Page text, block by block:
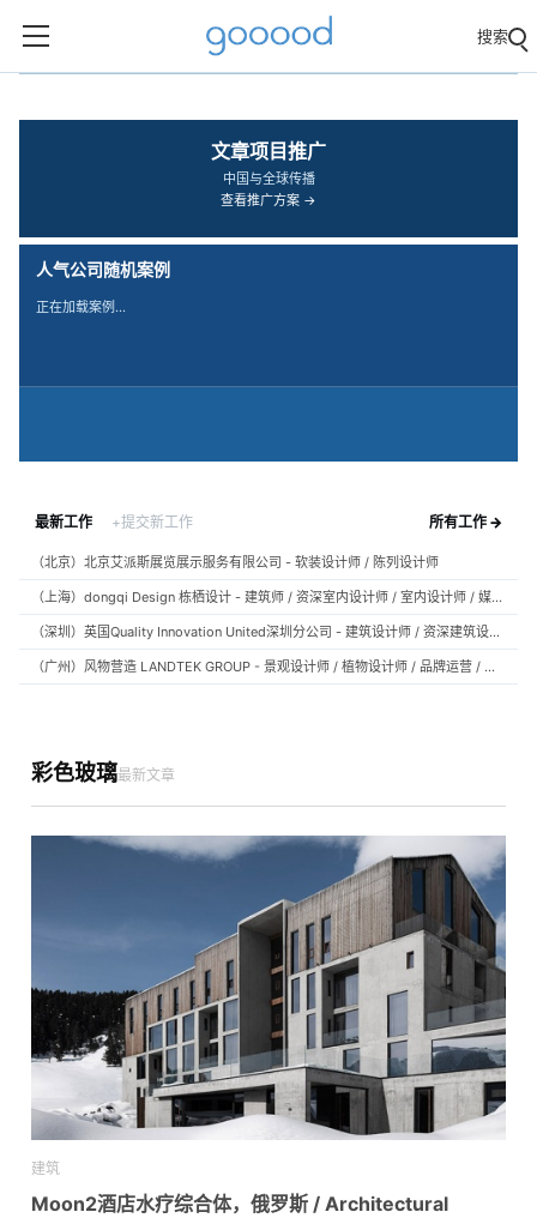
搜索
文章项目推广
中国与全球传播
查看推广方案 →
人气公司随机案例
正在加载案例…
最新工作 +提交新工作 所有工作 →
（北京）北京艾派斯展览展示服务有限公司 - 软装设计师 / 陈列设计师
（上海）dongqi Design 栋栖设计 - 建筑师 / 资深室内设计师 / 室内设计师 / 媒体及公共关系主管 / 设计实习生（常年招聘）
（深圳）英国Quality Innovation United深圳分公司 - 建筑设计师 / 资深建筑设计师 / 室内设计师 / 设计实习生
（广州）风物营造 LANDTEK GROUP - 景观设计师 / 植物设计师 / 品牌运营 / 实习生
彩色玻璃最新文章
建筑
Moon2酒店水疗综合体，俄罗斯 / Architectural